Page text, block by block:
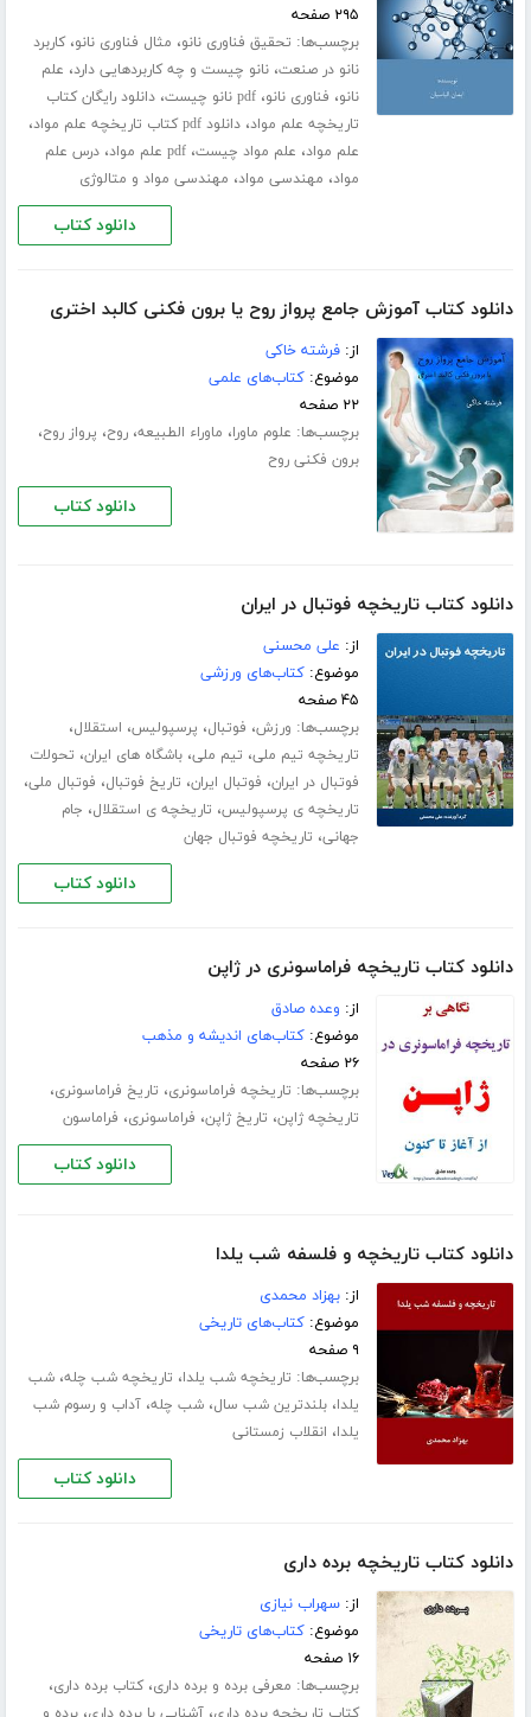
۲۹۵ صفحه
برچسب‌ها: تحقیق فناوری نانو، مثال فناوری نانو،کاربرد
نانو در صنعت،نانو چیست و چه کاربردهایی دارد، علم
نانو، فناوری نانو،pdf نانو چیست ،دانلود رایگان کتاب
تاریخچه علم مواد،دانلود pdf کتاب تاریخچه علم مواد ،
علم مواد، علم مواد چیست،pdf علم مواد ،درس علم
مواد، مهندسی مواد، مهندسی مواد و متالوژی
دانلود کتاب
دانلود کتاب آموزش جامع پرواز روح یا برون فکنی کالبد اختری
از:فرشته خاکی
موضوع:کتاب‌های علمی
۲۲ صفحه
برچسب‌ها: علوم ماورا، ماوراء الطبیعه،روح، پرواز روح،
برون فکنی روح
دانلود کتاب
دانلود کتاب تاریخچه فوتبال در ایران
از: علی محسنی
موضوع:کتاب‌های ورزشی
۴۵ صفحه
برچسب‌ها: ورزش، فوتبال، پرسپولیس، استقلال،
تاریخچه تیم ملی، تیم ملی،باشگاه های ایران، تحولات
فوتبال در ایران، فوتبال ایران، تاریخ فوتبال، فوتبال ملی،
تاریخچه ی پرسپولیس، تاریخچه ی استقلال، جام
جهانی، تاریخچه فوتبال جهان
دانلود کتاب
دانلود کتاب تاریخچه فراماسونری در ژاپن
از: وعده صادق
موضوع:کتاب‌های اندیشه و مذهب
۲۶ صفحه
برچسب‌ها: تاریخچه فراماسونری، تاریخ فراماسونری،
تاریخچه ژاپن، تاریخ ژاپن، فراماسونری، فراماسون
دانلود کتاب
دانلود کتاب تاریخچه و فلسفه شب یلدا
از:بهزاد محمدی
موضوع:کتاب‌های تاریخی
۹ صفحه
برچسب‌ها: تاریخچه شب یلدا، تاریخچه شب چله،شب
یلدا،بلندترین شب سال،شب چله،آداب و رسوم شب
یلدا، انقلاب زمستانی
دانلود کتاب
دانلود کتاب تاریخچه برده داری
از:سهراب نیازی
موضوع:کتاب‌های تاریخی
۱۶ صفحه
برچسب‌ها: معرفی برده و برده داری،کتاب برده داری،